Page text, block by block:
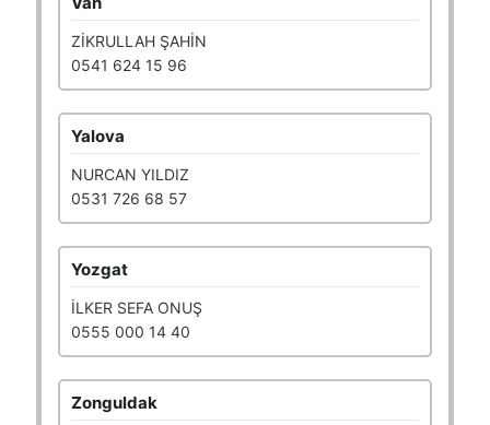
ZİKRULLAH ŞAHİN
0541 624 15 96
Yalova
NURCAN YILDIZ
0531 726 68 57
Yozgat
İLKER SEFA ONUŞ
0555 000 14 40
Zonguldak